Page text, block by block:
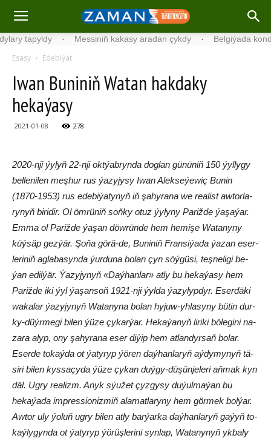
· Messiniň kakasy aradan çykdy · Belgiýada
Esasy Edebiýat
Iwan Bu­ni­niň Wa­tan hak­da­ky
hekaýasy
2021-01-08 278
2020-nji ýylyň 22-nji oktýabrynda doglan gününiň 150 ýyllygy
bellenilen meş­hur rus ýa­zy­jy­sy Iwan Alekseýewiç Bu­nin
(1870-1953) rus ede­bi­ýa­ty­nyň iň şa­hy­ra­na we realist aw­tor­la­
ry­nyň bi­ri­dir. Ol öm­rü­niň soň­ky otuz ýy­ly­ny Pa­riž­de ýa­şa­­ýar.
Em­ma ol Pa­riž­de ýa­şan döw­rün­de hem he­mi­şe Wa­ta­ny­ny
küý­säp gez­ýär. Şo­ňa gö­rä-de, Bu­ni­niň Fran­si­ýa­da ýa­zan eser­
le­ri­niň ag­la­ba­syn­da ýur­du­na bo­lan çyn söý­gü­si, teş­ne­li­gi be­
ýan edil­ýär. Ýa­zy­jy­nyň «Daýhan­lar» at­ly bu hekaýasy hem
Pa­riž­de iki ýyl ýa­şan­soň 1921-nji ýyl­da ýa­zy­lyp­dyr. Eserdäki
wa­ka­lar ýa­zy­jy­nyň Wa­ta­ny­na bo­lan hy­juw-yh­la­sy­ny bü­tin dur­
ky-düýr­me­gi bi­len ýü­ze çy­kar­ýar. Hekaýanyň li­ri­ki bö­le­gi­ni na­
za­ra alyp, ony şa­hy­ra­na eser di­ýip hem at­lan­dyr­saň bo­lar.
Eserde to­kaý­da ot ýa­ty­ryp ýö­ren daý­han­la­ryň aý­dy­my­nyň tä­
si­ri bi­len kys­sa­çy­da ýü­ze çy­kan duý­gy-dü­şün­je­le­ri aň­mak kyn
däl. Ug­ry rea­lizm. Anyk sýu­žet çyz­gy­sy du­ýul­ma­ýan bu
hekaýada imp­res­sio­niz­miň ala­mat­la­ry­ny hem gör­mek bol­ýar.
Awtor uly ýo­luň ug­ry bi­len at­ly bar­ýar­ka daý­han­la­ryň ga­ýyň to­
ka­ýlygynda ot ýa­ty­ryp ýö­rüş­le­ri­ni syn­lap, Wa­ta­ny­nyň yk­ba­ly